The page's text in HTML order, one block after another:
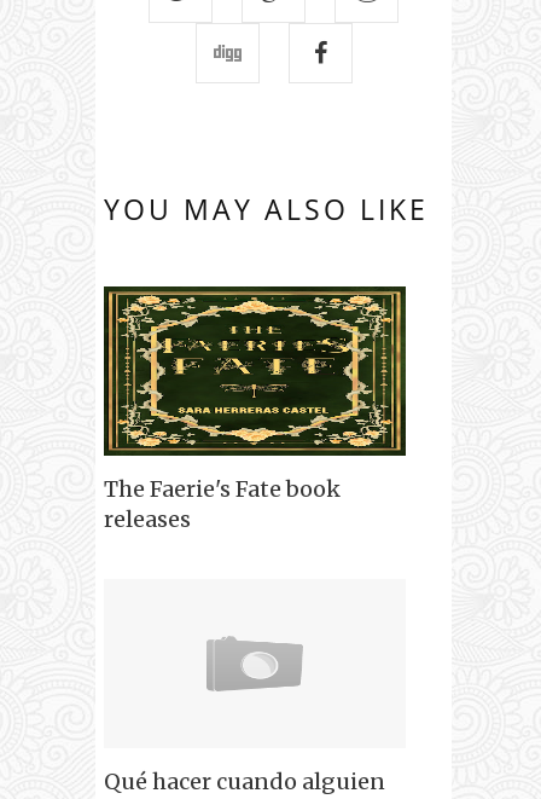
YOU MAY ALSO LIKE
The Faerie's Fate book
releases
Qué hacer cuando alguien